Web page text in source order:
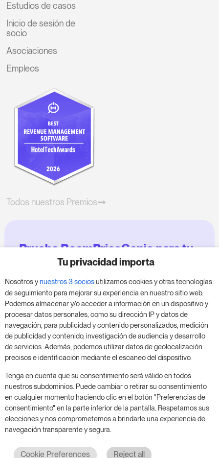
Estudios de casos
Inicio de sesión de
socio
Asociaciones
Empleos
Todos nuestros Premios
Prueba RoomPriceGenie para tu
negocio
Aprovecha nuestra prueba de 14 días y mejora tu
negocio, sin compromiso.
Agenda una reunión para empezar tu prueba
gratuita de 14 días.
Inicia tu prueba gratuita
Programa una reunión
Tu privacidad importa
Nosotros ynuestros 3 sociosutilizamos cookies y otras tecnologías
de seguimiento para mejorar su experiencia en nuestro sitio web.
Podemos almacenar y/o acceder a información en un dispositivo y
procesar datos personales, como su dirección IP y datos de
navegación, para publicidad y contenido personalizados, medición
de publicidad y contenido, investigación de audiencia y desarrollo
de servicios. Además, podemos utilizar datos de geolocalización
precisos e identificación mediante el escaneo del dispositivo.
Tenga en cuenta que su consentimiento será válido en todos
nuestros subdominios. Puede cambiar o retirar su consentimiento
en cualquier momento haciendo clic en el botón "Preferencias de
consentimiento" en la parte inferior de la pantalla. Respetamos sus
elecciones y nos comprometemos a brindarle una experiencia de
navegación transparente y segura.
Cookie Preferences Reject all